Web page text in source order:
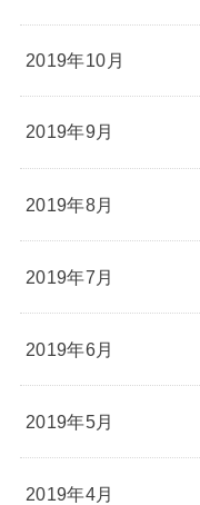
2019年10月
2019年9月
2019年8月
2019年7月
2019年6月
2019年5月
2019年4月